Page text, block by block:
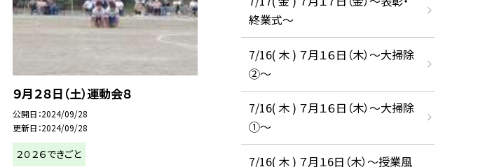
９月２８日（土）運動会８
公開日 2024/09/28
更新日 2024/09/28
２０２６できごと
終業式～
7/16( 木 ) ７月１６日（木）～大掃除
②～
7/16( 木 ) ７月１６日（木）～大掃除
①～
7/16( 木 ) ７月１6日（木）～授業風